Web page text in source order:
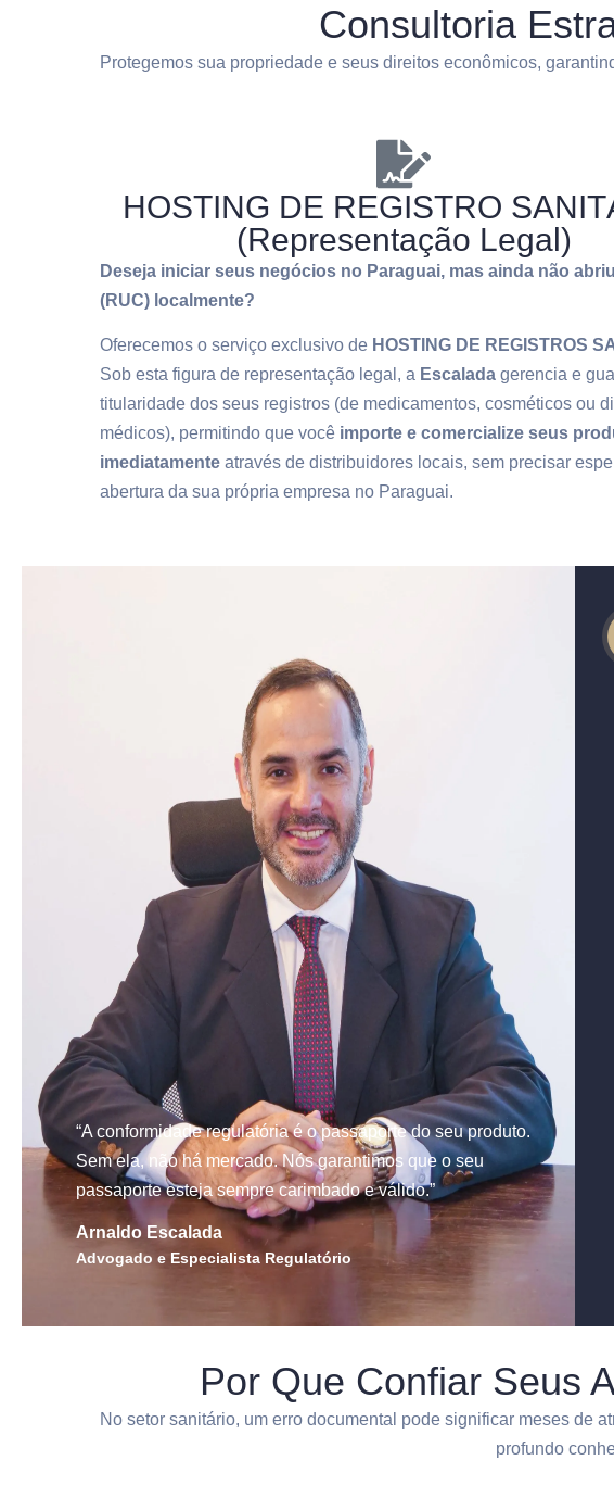
Consultoria
Protegemos sua propriedade e seus direitos econômicos,
HOSTING DE REGISTRO
(Representação Legal)
Deseja iniciar seus negócios no Paraguai, mas ainda não
(RUC) localmente?
Oferecemos o serviço exclusivo de HOSTING DE REGISTROS
Sob esta figura de representação legal, a Escalada gerencia e
titularidade dos seus registros (de medicamentos, cosméticos ou
médicos), permitindo que você importe e comercialize seus
imediatamente através de distribuidores locais, sem precisar
abertura da sua própria empresa no Paraguai.
“A conformidade regulatória é o passaporte do seu produto.
Sem ela, não há mercado. Nós garantimos que o seu
passaporte esteja sempre carimbado e válido.”
Arnaldo Escalada
Advogado e Especialista Regulatório
Por Que Confiar Seus
No setor sanitário, um erro documental pode significar meses de
profundo